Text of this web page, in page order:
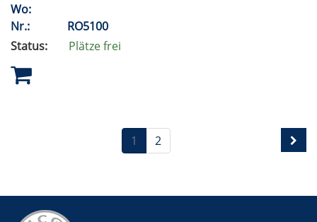
Wo:
Nr.:
RO5100
Status:
Plätze frei
1 2